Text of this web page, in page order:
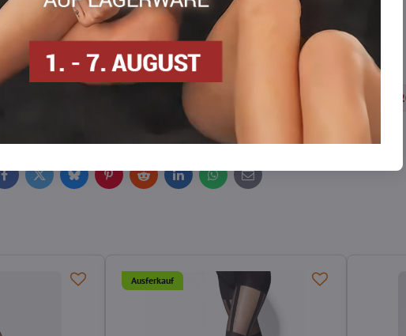
Strumpfhosen 15-
FacebookTwitterBlueskyPinterestRedditLinkedInWhatsApp
E-
mail
Ausferkauf